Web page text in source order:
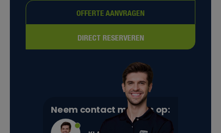
Neem contact met ons op:
OFFERTE AANVRAGEN
DIRECT RESERVEREN